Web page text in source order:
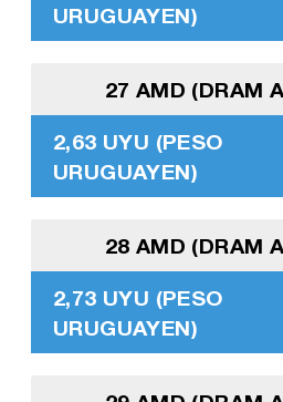
URUGUAYEN)
27 AMD (DRAM
2,63 UYU (PESO
URUGUAYEN)
28 AMD (DRAM
2,73 UYU (PESO
URUGUAYEN)